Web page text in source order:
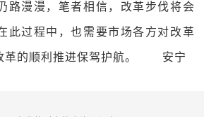
路漫漫，笔者相信，改革步伐将会
此过程中，也需要市场各方对改革
革的顺利推进保驾护航。 安宁